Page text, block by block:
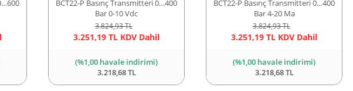
BCT22-P Basınç Transmitteri 0…400
Bar 0-10 Vdc
3.824,93 TL
3.251,19 TL KDV Dahil
(%1,00 havale indirimi)
3.218,68 TL
BCT22-P Basınç Transmitteri 0…400
Bar 4-20 Ma
3.824,93 TL
3.251,19 TL KDV Dahil
(%1,00 havale indirimi)
3.218,68 TL